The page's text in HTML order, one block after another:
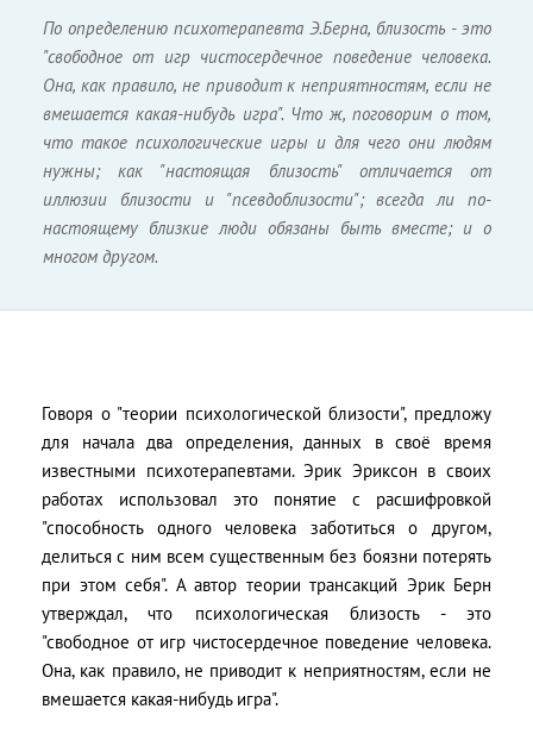
По определению психотерапевта Э.Берна, близость - это
"свободное от игр чистосердечное поведение человека.
Она, как правило, не приводит к неприятностям, если не
вмешается какая-нибудь игра". Что ж, поговорим о том,
что такое психологические игры и для чего они людям
нужны; как "настоящая близость" отличается от
иллюзии близости и "псевдоблизости"; всегда ли по-
настоящему близкие люди обязаны быть вместе; и о
многом другом.
Говоря о "теории психологической близости", предложу
для начала два определения, данных в своё время
известными психотерапевтами. Эрик Эриксон в своих
работах использовал это понятие с расшифровкой
"способность одного человека заботиться о другом,
делиться с ним всем существенным без боязни потерять
при этом себя". А автор теории трансакций Эрик Берн
утверждал, что психологическая близость - это
"свободное от игр чистосердечное поведение человека.
Она, как правило, не приводит к неприятностям, если не
вмешается какая-нибудь игра".